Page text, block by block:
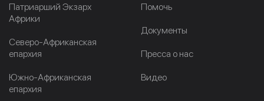
Патриарший Экзарх
Африки
Северо-Африканская
епархия
Южно-Африканская
епархия
Помочь
Документы
Пресса о нас
Видео